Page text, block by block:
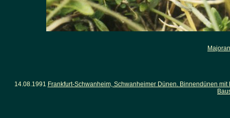
14.08.1991 Frankfurt-Schwanheim, Schwanheimer Dünen. Binnendünen